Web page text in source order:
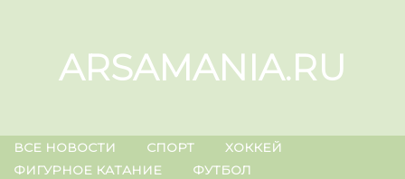
ARSAMANIA.RU
ВСЕ НОВОСТИ СПОРТ
ХОККЕЙ
ФИГУРНОЕ КАТАНИЕ
ФУТБОЛ